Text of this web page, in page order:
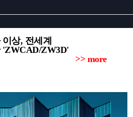
상, 전세계
'ZWCAD/ZW3D'
>> more